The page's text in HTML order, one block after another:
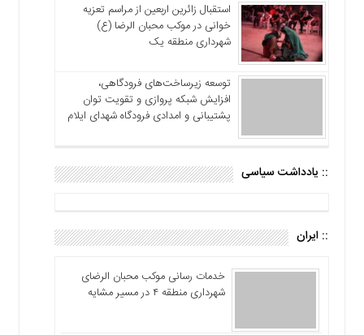
استقبال زائرین اربعین از مراسم تعزیه
خوانی در موکب محبان الرضا (ع)
شهرداری منطقه یک
توسعه زیرساخت‌های فرودگاهی،
افزایش شبکه پروازی و تقویت توان
پشتیبانی و امدادی فرودگاه شهدای ایلام
:: یادداشت سیاسی
:: ایران
خدمات رسانی موکب محبان الرضای
شهرداری منطقه ۴ در مسیر مشایه